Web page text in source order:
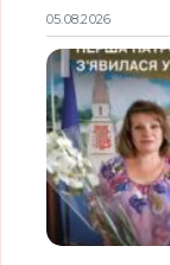
05.08.2026